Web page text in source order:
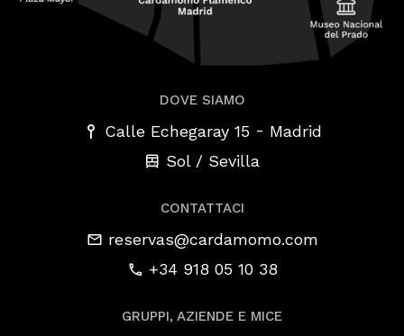
DOVE SIAMO
Calle Echegaray 15 - Madrid
Sol / Sevilla
CONTATTACI
reservas@cardamomo.com
+34 918 05 10 38
GRUPPI, AZIENDE E MICE